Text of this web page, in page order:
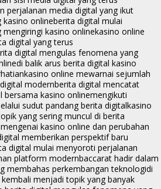
perjalanan media digital yang ikut
onlineberita digital mulai
kasino onlinekasino online
digital yang terus
digital mengulas fenomena yang
di balik arus berita digital kasino
kasino online mewarnai sejumlah
modernberita digital mencatat
bersama kasino onlinemengikuti
sudut pandang berita digitalkasino
yang sering muncul di berita
kasino online dan perubahan
memberikan perspektif baru
digital mulai menyoroti perjalanan
platform modernbaccarat hadir dalam
membahas perkembangan teknologidi
menjadi topik yang banyak